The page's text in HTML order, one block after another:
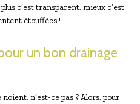
c’est transparent, mieux c’est
étouffées !
un bon drainage
n’est-ce pas ? Alors, pour